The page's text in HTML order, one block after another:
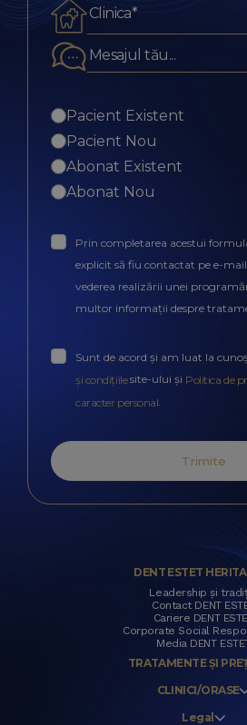
Clinica*
Pacient Existent
Pacient Nou
Abonat Existent
Abonat Nou
Prin completarea acestui
explicit să fiu contactat pe e-
vederea realizării unei
multor informații despre
Sunt de acord și am luat la
și condițiilesite-ului și Politica de
caracter personal.
Trimite
DENT ESTET
Leadership și
Contact DENT
Cariere DENT
Corporate Social
Media DENT
TRATAMENTE ȘI
CLINICI/ORASE
Legal